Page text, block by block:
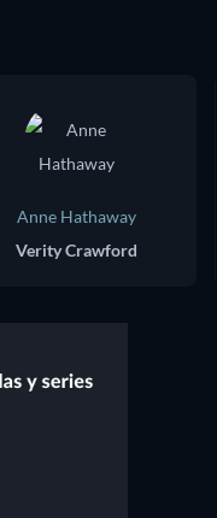
Anne Hathaway
Verity Crawford